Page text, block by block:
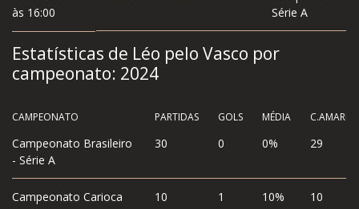
às 16:00
Série A
Estatísticas de Léo pelo Vasco por
campeonato: 2024
CAMPEONATO
Campeonato Brasileiro
- Série A
Campeonato Carioca
PARTIDAS GOLS MÉDIA
30 0 0% 29
10 1 10% 10